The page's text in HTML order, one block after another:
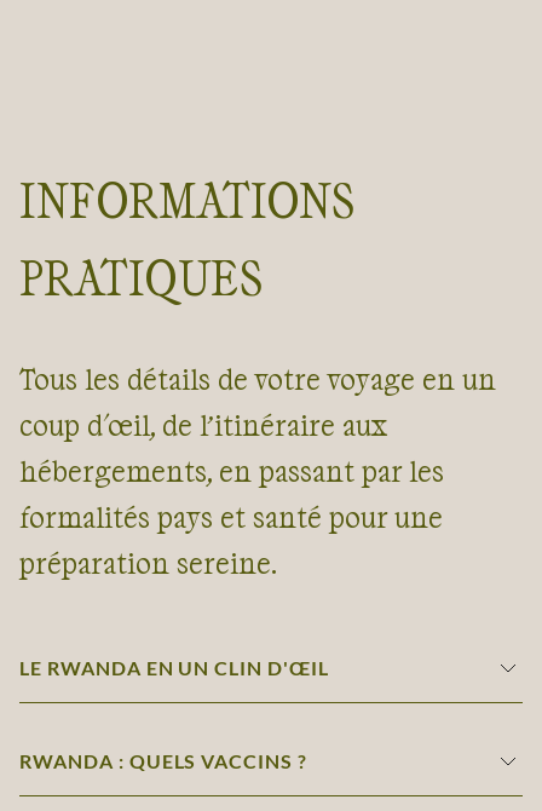
INFORMATIONS
PRATIQUES
Tous les détails de votre voyage en un
coup d'œil, de l’itinéraire aux
hébergements, en passant par les
formalités pays et santé pour une
préparation sereine.
LE RWANDA EN UN CLIN D'ŒIL
RWANDA : QUELS VACCINS ?